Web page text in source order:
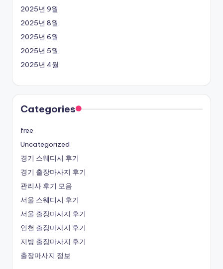
2025년 9월
2025년 8월
2025년 6월
2025년 5월
2025년 4월
Categories
free
Uncategorized
경기 스웨디시 후기
경기 출장마사지 후기
관리사 후기 모음
서울 스웨디시 후기
서울 출장마사지 후기
인천 출장마사지 후기
지방 출장마사지 후기
출장마사지 정보